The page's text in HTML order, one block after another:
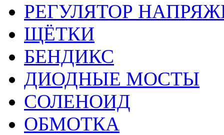
РЕГУЛЯТОР
ЩЁТКИ
БЕНДИКС
ДИОДНЫЕ МОСТЫ
СОЛЕНОИД
ОБМОТКА